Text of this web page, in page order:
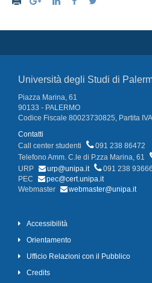
Università degli Studi di
Piazza Marina, 61
90133 - PALERMO
Codice Fiscale 80023730825, Partita
Contatti
Call center studenti
091 238 86472
Telefono Amm. C.le di P.zza Marina, 61
URP
urp@unipa.it
091 238 93666
PEC
pec@cert.unipa.it
Webmaster
webmaster@unipa.it
Accessibilità
Orientamento
Ufficio Relazioni con il Pubblico
Credits